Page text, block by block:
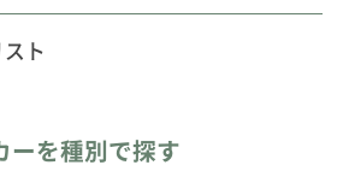
ト
ーを種別で探す